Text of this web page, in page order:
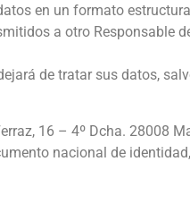
en un formato
a otro Responsable
de tratar sus datos,
16 – 4º Dcha. 28008
nacional de